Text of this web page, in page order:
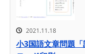
2021.11.18
小3国語文章問題